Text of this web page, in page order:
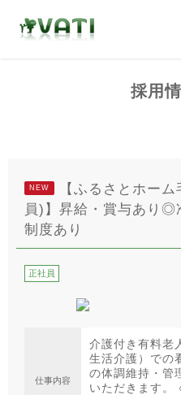
採用
NEW
【ふるさとホー
員)】昇給・賞与あり◎
制度あり
正社員
仕事内容
介護付き有料老
生活介護）での
の体調維持・管
いただきます。